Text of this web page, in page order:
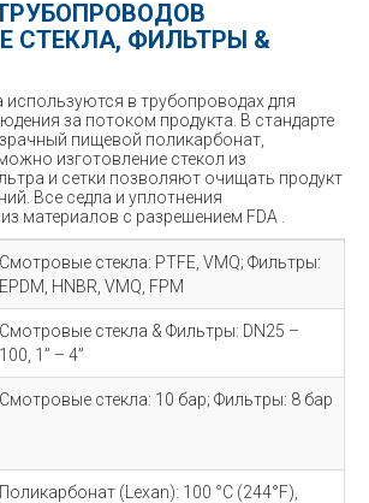
СТЕКЛА, ФИЛЬТРЫ &
используются в трубопроводах для
за потоком продукта. В стандарте
пищевой поликарбонат,
изготовление стекол из
и сетки позволяют очищать продукт
Все седла и уплотнения
материалов с разрешением FDA .
Смотровые стекла: PTFE, VMQ; Фильтры:
EPDM, HNBR, VMQ, FPM
Смотровые стекла & Фильтры: DN25 –
100, 1” – 4”
Смотровые стекла: 10 бар; Фильтры: 8 бар
Поликарбонат (Lexan): 100 °C (244°F),